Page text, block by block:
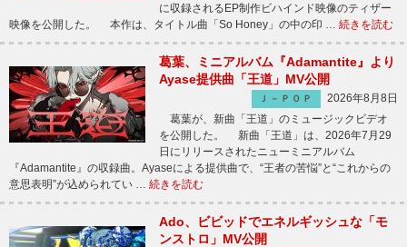
に収録されるEP制作ビハインド映像のティザー
映像を公開した。 本作は、タイトル曲「So Honey」の中の印 … 続きを読む
葛葉、ミニアルバム『Adamantite』より
Ayase提供曲「王道」MV公開
Ｊ－ＰＯＰ
2026年8月8日
葛葉が、新曲「王道」のミュージックビデオ
を公開した。 新曲「王道」は、2026年7月29
日にリリースされたニューミニアルバム
『Adamantite』の収録曲。Ayaseによる提供曲で、“王者の苦悩”と“これからの
意思表明”が込められてい … 続きを読む
Ado、ビビッドでエネルギッシュな「モ
ンストロ」MV公開